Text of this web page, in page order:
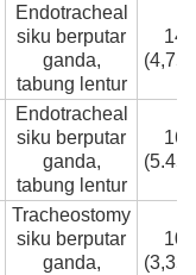
Endotracheal
siku berputar
ganda,
tabung lentur
Endotracheal
siku berputar
ganda,
tabung lentur
Tracheostomy
siku berputar
ganda,